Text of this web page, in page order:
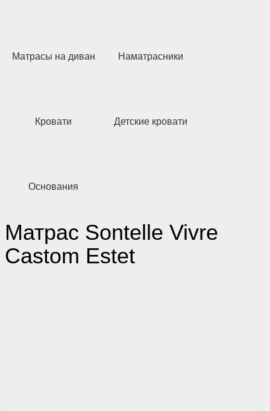
Матрасы на диван Наматрасники
Кровати Детские кровати
Основания
Матрас Sontelle Vivre
Castom Estet